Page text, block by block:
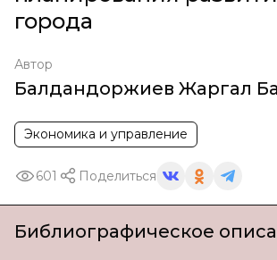
города
Автор
Балдандоржиев Жаргал
Экономика и управление
601 Поделиться
Библиографическое